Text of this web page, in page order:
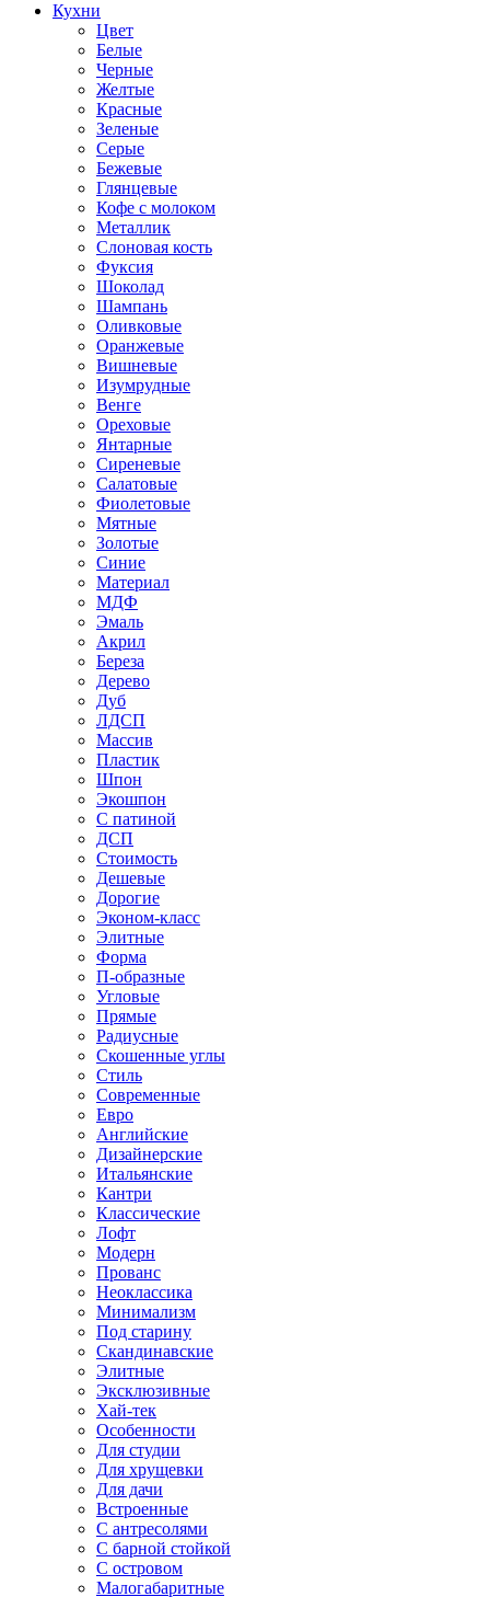
Кухни
Цвет
Белые
Черные
Желтые
Красные
Зеленые
Серые
Бежевые
Глянцевые
Кофе с молоком
Металлик
Слоновая кость
Фуксия
Шоколад
Шампань
Оливковые
Оранжевые
Вишневые
Изумрудные
Венге
Ореховые
Янтарные
Сиреневые
Салатовые
Фиолетовые
Мятные
Золотые
Синие
Материал
МДФ
Эмаль
Акрил
Береза
Дерево
Дуб
ЛДСП
Массив
Пластик
Шпон
Экошпон
С патиной
ДСП
Стоимость
Дешевые
Дорогие
Эконом-класс
Элитные
Форма
П-образные
Угловые
Прямые
Радиусные
Скошенные углы
Стиль
Современные
Евро
Английские
Дизайнерские
Итальянские
Кантри
Классические
Лофт
Модерн
Прованс
Неоклассика
Минимализм
Под старину
Скандинавские
Элитные
Эксклюзивные
Хай-тек
Особенности
Для студии
Для хрущевки
Для дачи
Встроенные
С антресолями
С барной стойкой
С островом
Малогабаритные